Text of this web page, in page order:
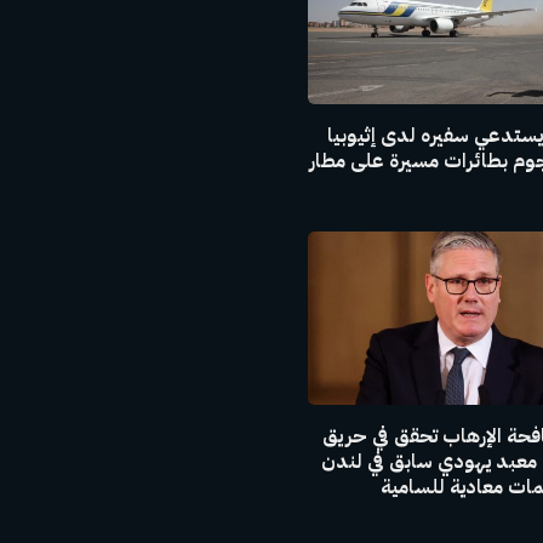
سفيره لدى إثيوبيا
بطائرات مسيرة على مطار
الإرهاب تحقق في حريق
معبد يهودي سابق في لندن
معادية للسامية